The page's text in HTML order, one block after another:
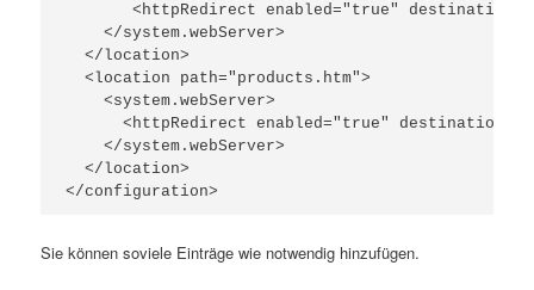
<httpRedirect enabled="true"
    </system.webServer>
  </location>
  <location path="products.htm">
    <system.webServer>
<httpRedirect enabled="true"
    </system.webServer>
  </location>
</configuration>
Sie können soviele Einträge wie notwendig hinzufügen.